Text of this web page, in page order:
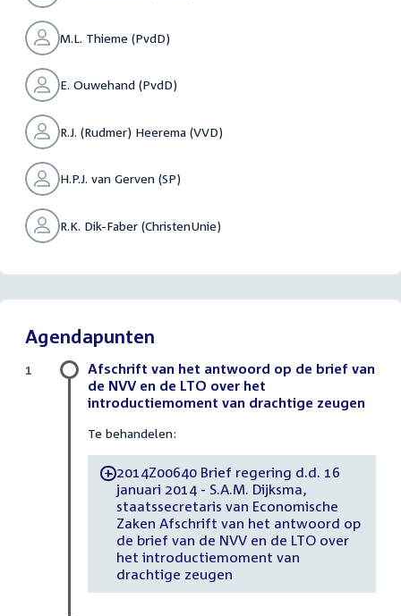
M.L. Thieme (PvdD)
E. Ouwehand (PvdD)
R.J. (Rudmer) Heerema (VVD)
H.P.J. van Gerven (SP)
R.K. Dik-Faber (ChristenUnie)
Agendapunten
Afschrift van het antwoord op de brief van
de NVV en de LTO over het
introductiemoment van drachtige zeugen
Te behandelen:
-2014Z00640 Brief regering d.d. 16
januari 2014 - S.A.M. Dijksma,
staatssecretaris van Economische
Zaken Afschrift van het antwoord op
de brief van de NVV en de LTO over
het introductiemoment van
drachtige zeugen
1